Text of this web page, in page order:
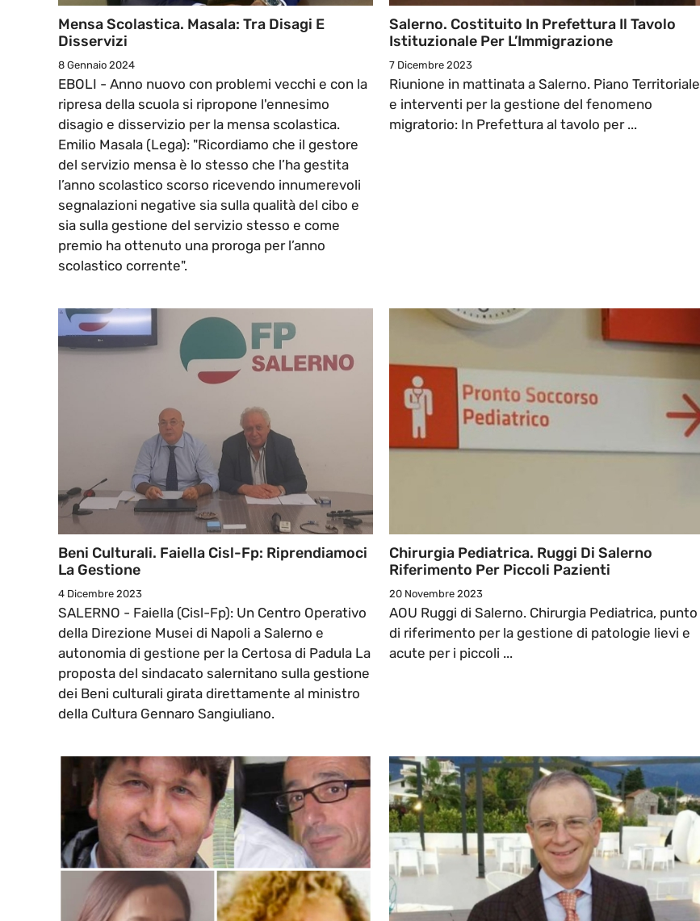
Mensa Scolastica. Masala: Tra Disagi E
Disservizi
8 Gennaio 2024
EBOLI - Anno nuovo con problemi vecchi e con la
ripresa della scuola si ripropone l'ennesimo
disagio e disservizio per la mensa scolastica.
Emilio Masala (Lega): "Ricordiamo che il gestore
del servizio mensa è lo stesso che l’ha gestita
l’anno scolastico scorso ricevendo innumerevoli
segnalazioni negative sia sulla qualità del cibo e
sia sulla gestione del servizio stesso e come
premio ha ottenuto una proroga per l’anno
scolastico corrente".
Salerno. Costituito In Prefettura Il Tavolo
Istituzionale Per L’Immigrazione
7 Dicembre 2023
Riunione in mattinata a Salerno. Piano Territoriale
e interventi per la gestione del fenomeno
migratorio: In Prefettura al tavolo per ...
Beni Culturali. Faiella Cisl-Fp: Riprendiamoci
La Gestione
4 Dicembre 2023
SALERNO - Faiella (Cisl-Fp): Un Centro Operativo
della Direzione Musei di Napoli a Salerno e
autonomia di gestione per la Certosa di Padula La
proposta del sindacato salernitano sulla gestione
dei Beni culturali girata direttamente al ministro
della Cultura Gennaro Sangiuliano.
Chirurgia Pediatrica. Ruggi Di Salerno
Riferimento Per Piccoli Pazienti
20 Novembre 2023
AOU Ruggi di Salerno. Chirurgia Pediatrica, punto
di riferimento per la gestione di patologie lievi e
acute per i piccoli ...